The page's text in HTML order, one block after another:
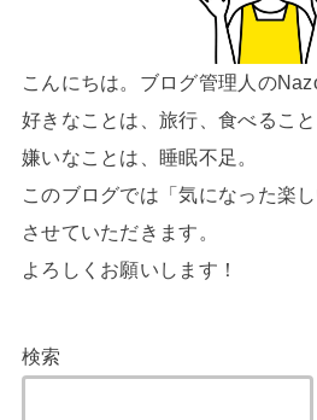
こんにちは。ブログ管理人の
好きなことは、旅行、食べること
嫌いなことは、睡眠不足。
このブログでは「気になった楽
させていただきます。
よろしくお願いします！
検索